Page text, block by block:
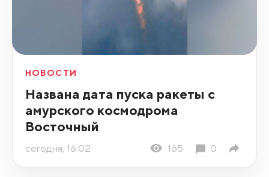
НОВОСТИ
Названа дата пуска ракеты с
амурского космодрома
Восточный
сегодня, 16:02 165 0